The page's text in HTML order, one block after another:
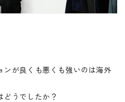
ンが良くも悪くも強いのは海外
うでしたか？